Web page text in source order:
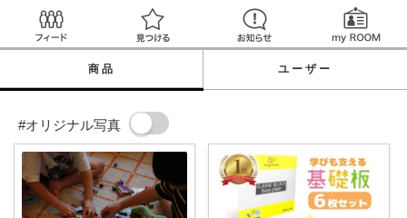
見つける お知らせ
商品 ユーザー
#オリジナル写真